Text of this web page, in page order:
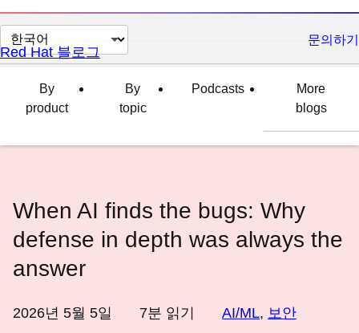
페
이
변
문의하기
Red Hat 블로그
By
product
By
topic
Podcasts
More
blogs
When AI finds the bugs: Why
defense in depth was always the
answer
2026년 5월 5일 7분 읽기 AI/ML, 보안